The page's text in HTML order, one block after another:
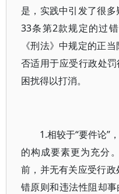
是，实践中引发了很
33条第2款规定的过
《刑法》中规定的正
否适用于应受行政处
困扰得以打消。
1.相较于“要件论”
的构成要素更为充分
前，并无有关应受行
错原则和违法性阻却事